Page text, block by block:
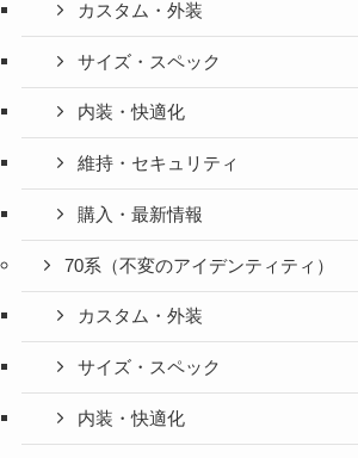
カスタム・外装
サイズ・スペック
内装・快適化
維持・セキュリティ
購入・最新情報
70系（不変のアイデンティティ）
カスタム・外装
サイズ・スペック
内装・快適化